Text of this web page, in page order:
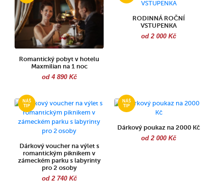
Romantický pobyt v hotelu
Maxmilian na 1 noc
od 4 890 Kč
RODINNÁ ROČNÍ
VSTUPENKA
od 2 000 Kč
Dárkový voucher na výlet s
romantickým piknikem v
zámeckém parku s labyrinty
pro 2 osoby
od 2 740 Kč
Dárkový poukaz na 2000 Kč
od 2 000 Kč